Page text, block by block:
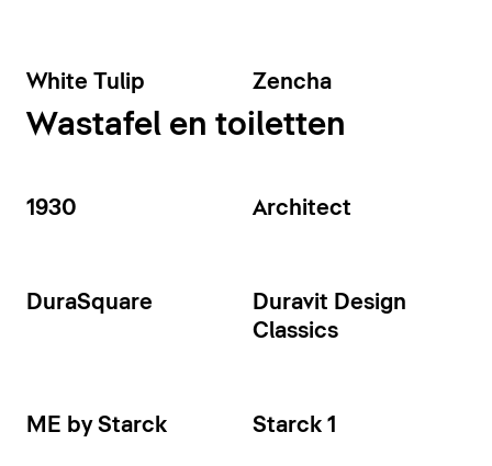
White Tulip Zencha
Wastafel en toiletten
1930 Architect
DuraSquare
Duravit Design
Classics
ME by Starck Starck 1